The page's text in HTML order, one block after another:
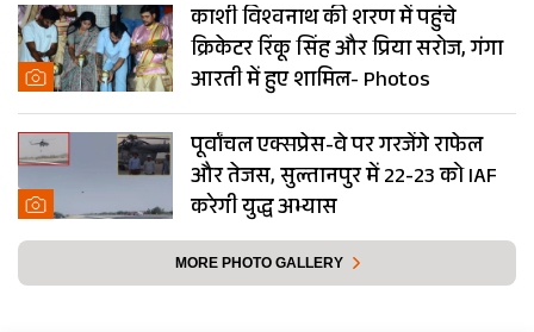
काशी विश्वनाथ की शरण में पहुंचे
क्रिकेटर रिंकू सिंह और प्रिया सरोज, गंगा
आरती में हुए शामिल- Photos
पूर्वांचल एक्सप्रेस-वे पर गरजेंगे राफेल
और तेजस, सुल्तानपुर में 22-23 को IAF
करेगी युद्ध अभ्यास
MORE PHOTO GALLERY